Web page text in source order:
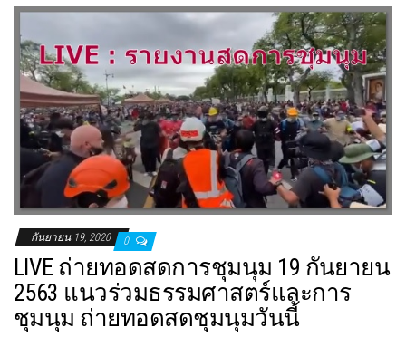
กันยายน 19, 2020 0
LIVE ถ่ายทอดสดการชุมนุม 19 กันยายน
2563 แนวร่วมธรรมศาสตร์และการ
ชุมนุม ถ่ายทอดสดชุมนุมวันนี้